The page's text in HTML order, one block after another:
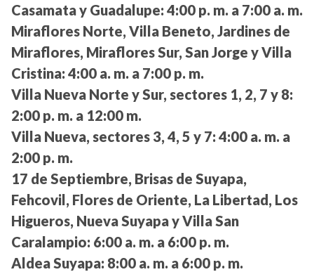
Casamata y Guadalupe: 4:00 p. m. a 7:00 a. m.
Miraflores Norte, Villa Beneto, Jardines de
Miraflores, Miraflores Sur, San Jorge y Villa
Cristina: 4:00 a. m. a 7:00 p. m.
Villa Nueva Norte y Sur, sectores 1, 2, 7 y 8:
2:00 p. m. a 12:00 m.
Villa Nueva, sectores 3, 4, 5 y 7: 4:00 a. m. a
2:00 p. m.
17 de Septiembre, Brisas de Suyapa,
Fehcovil, Flores de Oriente, La Libertad, Los
Higueros, Nueva Suyapa y Villa San
Caralampio: 6:00 a. m. a 6:00 p. m.
Aldea Suyapa: 8:00 a. m. a 6:00 p. m.